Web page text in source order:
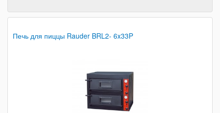
Печь для пиццы Rauder BRL2- 6x33P